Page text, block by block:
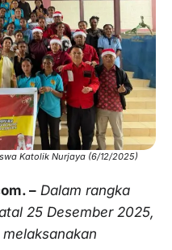
Katolik Nurjaya (6/12/2025)
– Dalam rangka
25 Desember 2025,